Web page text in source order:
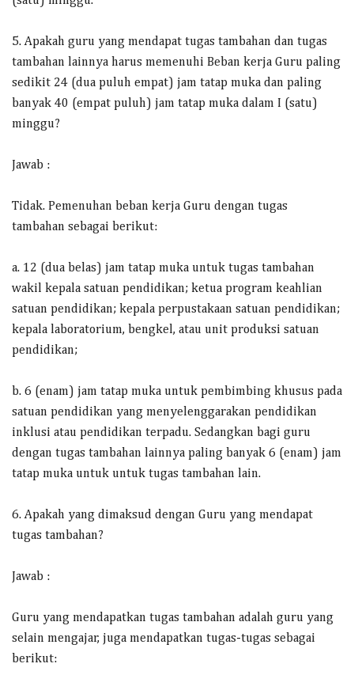
5. Apakah guru yang mendapat tugas tambahan dan tugas
tambahan lainnya harus memenuhi Beban kerja Guru paling
sedikit 24 (dua puluh empat) jam tatap muka dan paling
banyak 40 (empat puluh) jam tatap muka dalam I (satu)
minggu?
Jawab :
Tidak. Pemenuhan beban kerja Guru dengan tugas
tambahan sebagai berikut:
a. 12 (dua belas) jam tatap muka untuk tugas tambahan
wakil kepala satuan pendidikan; ketua program keahlian
satuan pendidikan; kepala perpustakaan satuan pendidikan;
kepala laboratorium, bengkel, atau unit produksi satuan
pendidikan;
b. 6 (enam) jam tatap muka untuk pembimbing khusus pada
satuan pendidikan yang menyelenggarakan pendidikan
inklusi atau pendidikan terpadu. Sedangkan bagi guru
dengan tugas tambahan lainnya paling banyak 6 (enam) jam
tatap muka untuk untuk tugas tambahan lain.
6. Apakah yang dimaksud dengan Guru yang mendapat
tugas tambahan?
Jawab :
Guru yang mendapatkan tugas tambahan adalah guru yang
selain mengajar, juga mendapatkan tugas-tugas sebagai
berikut: